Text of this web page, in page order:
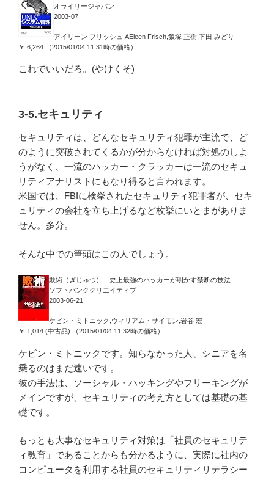
オライリージャパン
2003-07
アイリーン フリッシュ,AEleen Frisch,飯塚 正樹,下田 みどり
￥ 6,264 （2015/01/04 11:31時の価格）
これでいいだろ。(やけくそ)
3-5.セキュリティ
セキュリティは、どんなセキュリティ犯罪が主流で、ど
のように突破されてくるかが分からなければ対処のしよ
うがなく、一流のハッカー・クラッカーは一流のセキュ
リティアナリストにもなり得ると言われます。
米国では、FBIに検挙されたセキュリティ犯罪者が、セキ
ュリティの会社を立ち上げるなど枚挙にいとまがありま
せん。多分。
そんな中での筆頭はこの人でしょう。
欺術（ぎじゅつ）―史上最強のハッカーが明かす禁断の技法
ソフトバンククリエイティブ
2003-06-21
ケビン・ミトニック,ウィリアム・サイモン,岩谷 宏
￥ 1,014 (中古品) （2015/01/04 11:32時の価格）
ケビン・ミトニックです。知らなかった人、シニアを名
乗るのはまだ速いです。
彼の手法は、ソーシャル・ハッキングやフリーキングが
メインですが、セキュリティの考え方としては基礎の基
礎です。
もっとも大事なセキュリティ対策は「社員のセキュリテ
ィ教育」であることからも分かるように、実際に社内の
コンピュータを利用する社員のセキュリティリテラシー